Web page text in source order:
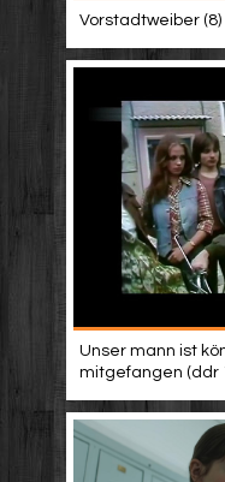
Vorstadtweiber
Unser mann ist
mitgefangen (ddr